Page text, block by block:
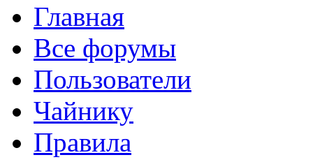
Главная
Все форумы
Пользователи
Чайнику
Правила